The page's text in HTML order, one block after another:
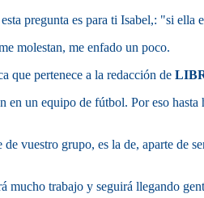
pregunta es para ti Isabel,: "si
molestan, me enfado un poco.
que pertenece a la redacción de
un equipo de fútbol. Por eso
vuestro grupo, es la de, aparte de
mucho trabajo y seguirá llegando